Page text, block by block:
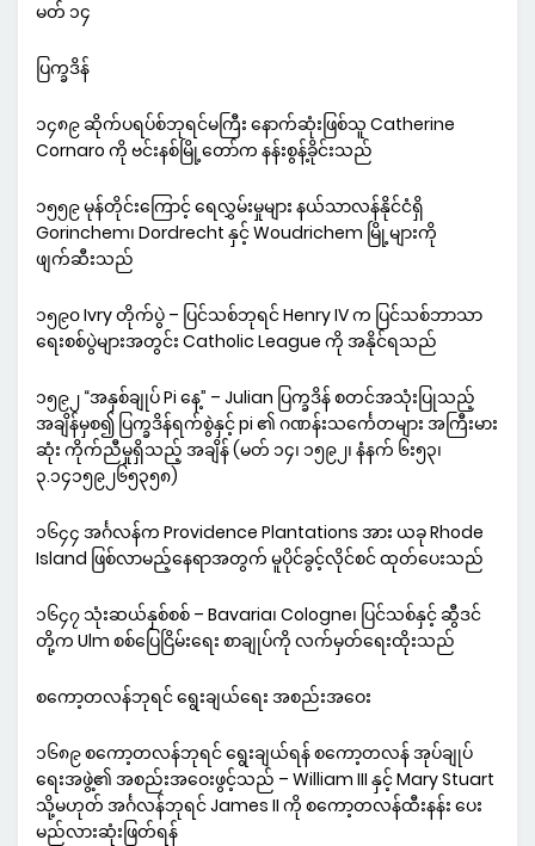
မတ် ၁၄
ပြက္ခဒိန်
၁၄၈၉ ဆိုက်ပရပ်စ်ဘုရင်မကြီး နောက်ဆုံးဖြစ်သူ Catherine
Cornaro ကို ဗင်းနစ်မြို့တော်က နန်းစွန့်ခိုင်းသည်
၁၅၅၉ မုန်တိုင်းကြောင့် ရေလွှမ်းမှုများ နယ်သာလန်နိုင်ငံရှိ
Gorinchem၊ Dordrecht နှင့် Woudrichem မြို့များကို
ဖျက်ဆီးသည်
၁၅၉၀ Ivry တိုက်ပွဲ – ပြင်သစ်ဘုရင် Henry IV က ပြင်သစ်ဘာသာ
ရေးစစ်ပွဲများအတွင်း Catholic League ကို အနိုင်ရသည်
၁၅၉၂ “အနှစ်ချုပ် Pi နေ့” – Julian ပြက္ခဒိန် စတင်အသုံးပြုသည့်
အချိန်မှစ၍ ပြက္ခဒိန်ရက်စွဲနှင့် pi ၏ ဂဏန်းသင်္ကေတများ အကြီးမား
ဆုံး ကိုက်ညီမှုရှိသည့် အချိန် (မတ် ၁၄၊ ၁၅၉၂၊ နံနက် ၆း၅၃၊
၃.၁၄၁၅၉၂၆၅၃၅၈)
၁၆၄၄ အင်္ဂလန်က Providence Plantations အား ယခု Rhode
Island ဖြစ်လာမည့်နေရာအတွက် မူပိုင်ခွင့်လိုင်စင် ထုတ်ပေးသည်
၁၆၄၇ သုံးဆယ်နှစ်စစ် – Bavaria၊ Cologne၊ ပြင်သစ်နှင့် ဆွီဒင်
တို့က Ulm စစ်ပြေငြိမ်းရေး စာချုပ်ကို လက်မှတ်ရေးထိုးသည်
စကော့တလန်ဘုရင် ရွေးချယ်ရေး အစည်းအဝေး
၁၆၈၉ စကော့တလန်ဘုရင် ရွေးချယ်ရန် စကော့တလန် အုပ်ချုပ်
ရေးအဖွဲ့၏ အစည်းအဝေးဖွင့်သည် – William III နှင့် Mary Stuart
သို့မဟုတ် အင်္ဂလန်ဘုရင် James II ကို စကော့တလန်ထီးနန်း ပေး
မည်လားဆုံးဖြတ်ရန်